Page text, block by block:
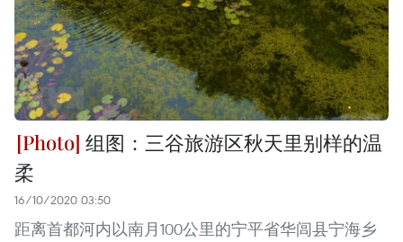
组图：三谷旅游区秋天里别样的温
柔
16/10/2020 03:50
距离首都河内以南月100公里的宁平省华闾县宁海乡